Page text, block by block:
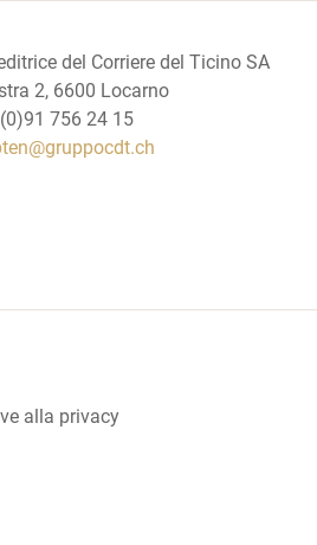
del Corriere del Ticino SA
2, 6600 Locarno
756 24 15
alla privacy